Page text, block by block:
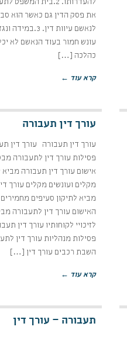
להעדרותו. 2.בית
את פסק הדין גם כאשר הוא
לנאשם עיוות דין.
עונש חמור בעוד הנאשם לא
כהלכה […]
קרא עוד ←
עורך דין תעבורה
עורך דין תעבורה עורך דין
פסילות עורך דין לתעבורה
אישום עורך דין תעבורה מביא
מקלים ועונשים מקלים עורך
מביא לתיקון סעיפים
האישום עורך דין לתעבורה
לזיכויי לקוחותיו עורך דין
פסילות מנהליות עורך דין
השבת רכבים עורך דין […]
קרא עוד ←
תעבורה – עורך דין